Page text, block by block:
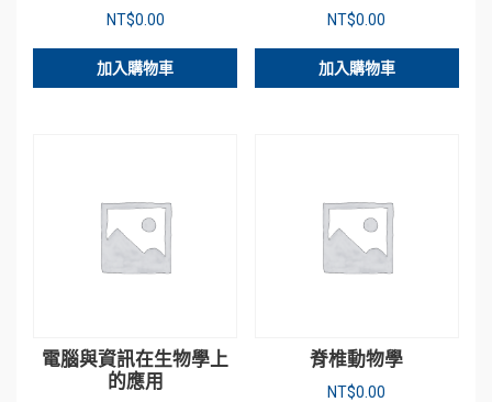
NT$0.00
加入購物車
NT$0.00
加入購物車
電腦與資訊在生物學上
的應用
脊椎動物學
NT$0.00